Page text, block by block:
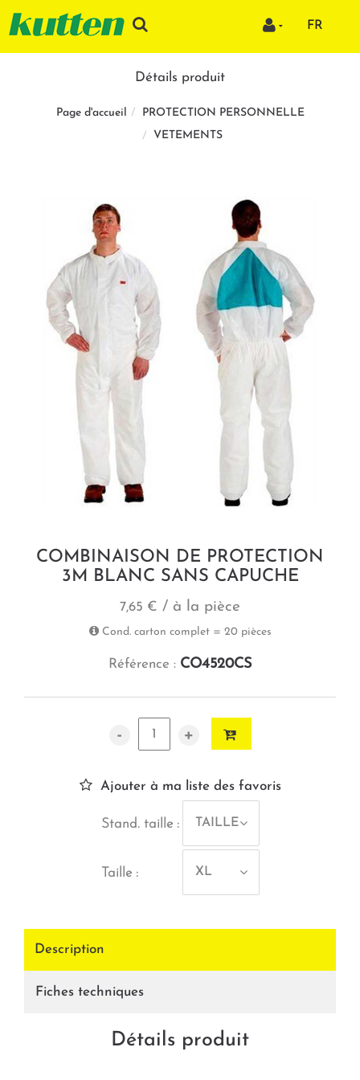
FR
Détails produit
Page d'accueil
PROTECTION PERSONNELLE
VETEMENTS
COMBINAISON DE PROTECTION
3M BLANC SANS CAPUCHE
7,65 € / à la pièce
Cond. carton complet = 20 pièces
Référence : CO4520CS
- +
Ajouter à ma liste des favoris
Stand. taille : TAILLE
Taille : XL
Description
Fiches techniques
Détails produit